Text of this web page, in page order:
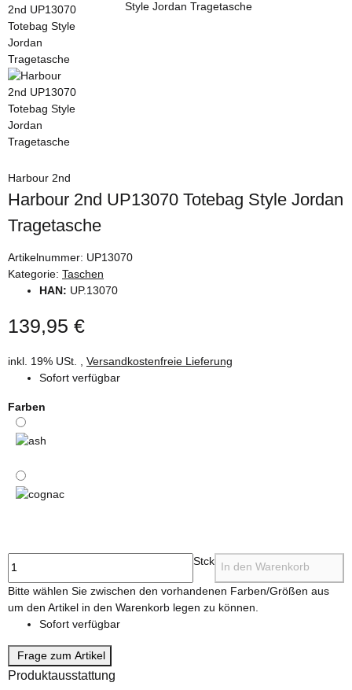
Harbour 2nd
Harbour 2nd UP13070 Totebag Style Jordan
Tragetasche
Artikelnummer: UP13070
Kategorie: Taschen
HAN: UP.13070
139,95 €
inkl. 19% USt. , Versandkostenfreie Lieferung
Sofort verfügbar
Farben
ash
Stck In den Warenkorb
x
Bitte wählen Sie zwischen den vorhandenen Farben/Größen aus
um den Artikel in den Warenkorb legen zu können.
Sofort verfügbar
Frage zum Artikel
Produktausstattung